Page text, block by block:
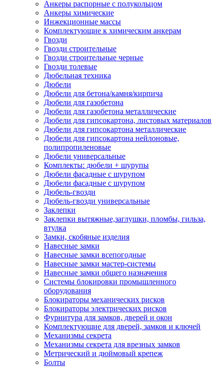
Анкеры распорные с полукольцом
Анкеры химические
Инжекционные массы
Комплектующие к химическим анкерам
Гвозди
Гвозди строительные
Гвозди строительные черные
Гвозди толевые
Дюбельная техника
Дюбели
Дюбели для бетона/камня/кирпича
Дюбели для газобетона
Дюбели для газобетона металлические
Дюбели для гипсокартона, листовых материалов
Дюбели для гипсокартона металлические
Дюбели для гипсокартона нейлоновые,
полипропиленовые
Дюбели универсальные
Комплекты: дюбели + шурупы
Дюбели фасадные с шурупом
Дюбели фасадные с шурупом
Дюбель-гвозди
Дюбель-гвозди универсальные
Заклепки
Заклепки вытяжные,заглушки, пломбы, гильза,
втулка
Замки, скобяные изделия
Навесные замки
Навесные замки всепогодные
Навесные замки мастер-системы
Навесные замки общего назначения
Системы блокировки промышленного
оборудования
Блокираторы механических рисков
Блокираторы электрических рисков
Фурнитура для замков, дверей и окон
Комплектующие для дверей, замков и ключей
Механизмы секрета
Механизмы секрета для врезных замков
Метрический и дюймовый крепеж
Болты